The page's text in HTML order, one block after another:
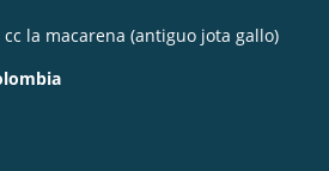
la macarena (antiguo jota gallo)